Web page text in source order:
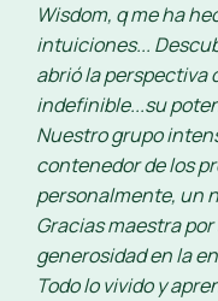
Wisdom, q me ha
intuiciones...
abrió la perspectiva
indefinible...su
Nuestro grupo
contenedor de los
personalmente, un
Gracias maestra
generosidad en la
Todo lo vivido y